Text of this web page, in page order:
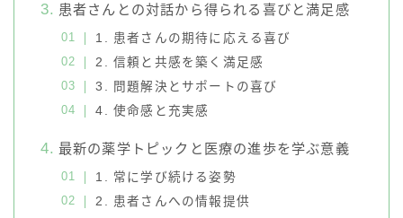
患者さんとの対話から得られる喜びと満足感
1. 患者さんの期待に応える喜び
2. 信頼と共感を築く満足感
3. 問題解決とサポートの喜び
4. 使命感と充実感
最新の薬学トピックと医療の進歩を学ぶ意義
1. 常に学び続ける姿勢
2. 患者さんへの情報提供